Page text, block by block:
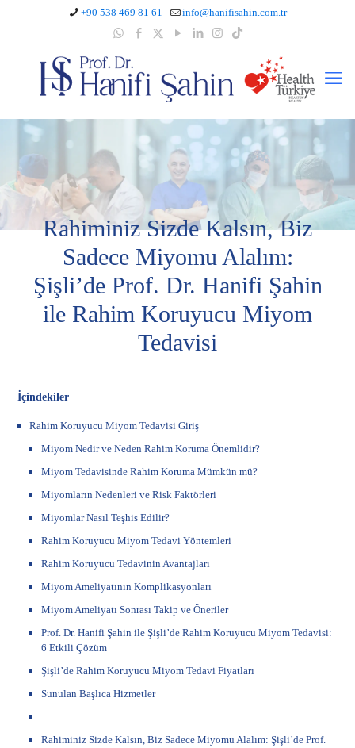
+90 538 469 81 61 info@hanifisahin.com.tr
Rahiminiz Sizde Kalsın, Biz
Sadece Miyomu Alalım:
Şişli’de Prof. Dr. Hanifi Şahin
ile Rahim Koruyucu Miyom
Tedavisi
İçindekiler
Rahim Koruyucu Miyom Tedavisi Giriş
Miyom Nedir ve Neden Rahim Koruma Önemlidir?
Miyom Tedavisinde Rahim Koruma Mümkün mü?
Miyomların Nedenleri ve Risk Faktörleri
Miyomlar Nasıl Teşhis Edilir?
Rahim Koruyucu Miyom Tedavi Yöntemleri
Rahim Koruyucu Tedavinin Avantajları
Miyom Ameliyatının Komplikasyonları
Miyom Ameliyatı Sonrası Takip ve Öneriler
Prof. Dr. Hanifi Şahin ile Şişli’de Rahim Koruyucu Miyom Tedavisi:
6 Etkili Çözüm
Şişli’de Rahim Koruyucu Miyom Tedavi Fiyatları
Sunulan Başlıca Hizmetler
Rahiminiz Sizde Kalsın, Biz Sadece Miyomu Alalım: Şişli’de Prof.